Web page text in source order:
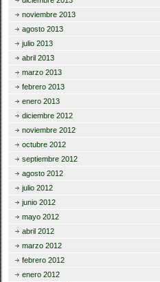
noviembre 2013
agosto 2013
julio 2013
abril 2013
marzo 2013
febrero 2013
enero 2013
diciembre 2012
noviembre 2012
octubre 2012
septiembre 2012
agosto 2012
julio 2012
junio 2012
mayo 2012
abril 2012
marzo 2012
febrero 2012
enero 2012